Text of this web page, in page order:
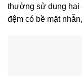
thường sử dụng hai
đệm có bề mặt